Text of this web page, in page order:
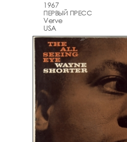
1967
ПЕРВЫЙ ПРЕСС
Verve
USA